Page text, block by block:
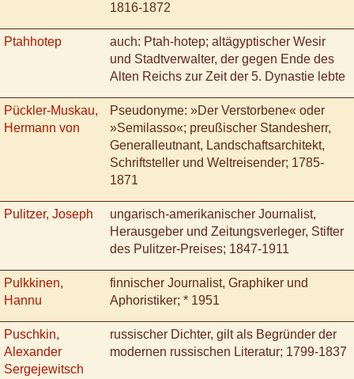
1816-1872
Ptahhotep
auch: Ptah-hotep; altägyptischer Wesir
und Stadtverwalter, der gegen Ende des
Alten Reichs zur Zeit der 5. Dynastie lebte
Pückler-Muskau,
Hermann von
Pseudonyme: »Der Verstorbene« oder
»Semilasso«; preußischer Standesherr,
Generalleutnant, Landschaftsarchitekt,
Schriftsteller und Weltreisender; 1785-
1871
Pulitzer, Joseph
ungarisch-amerikanischer Journalist,
Herausgeber und Zeitungsverleger, Stifter
des Pulitzer-Preises; 1847-1911
Pulkkinen,
Hannu
finnischer Journalist, Graphiker und
Aphoristiker; * 1951
Puschkin,
Alexander
Sergejewitsch
russischer Dichter, gilt als Begründer der
modernen russischen Literatur; 1799-1837